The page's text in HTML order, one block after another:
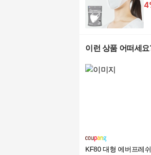
4
이런 상품 어떠세
KF80 대형 에버프레쉬